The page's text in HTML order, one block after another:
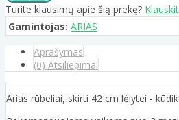
Turite klausimų apie šią prekę?
Gamintojas: ARIAS
Aprašymas
(0) Atsiliepimai
Arias rūbeliai, skirti 42 cm lėlytei -